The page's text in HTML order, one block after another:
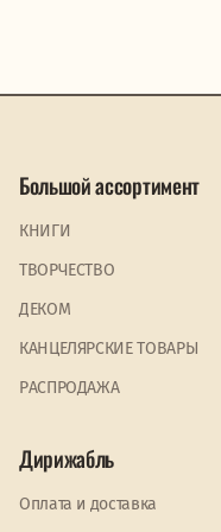
Большой ассортимент
КНИГИ
ТВОРЧЕСТВО
ДЕКОМ
КАНЦЕЛЯРСКИЕ ТОВАРЫ
PАСПРОДАЖА
Дирижабль
Оплата и доставка